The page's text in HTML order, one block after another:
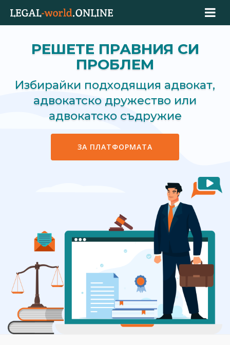
РЕШЕТЕ ПРАВНИЯ СИ
ПРОБЛЕМ
Избирайки подходящия адвокат,
адвокатско дружество или
адвокатско съдружие
ЗА ПЛАТФОРМАТА